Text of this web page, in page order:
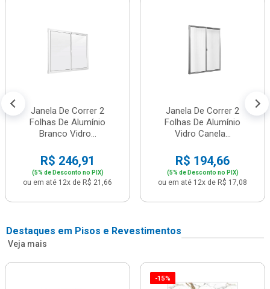
Janela De Correr 2
Folhas De Alumínio
Branco Vidro...
R$ 246,91
(5% de Desconto no PIX)
ou em até 12x de R$ 21,66
Janela De Correr 2
Folhas De Alumínio
Vidro Canela...
R$ 194,66
(5% de Desconto no PIX)
ou em até 12x de R$ 17,08
Destaques em Pisos e Revestimentos
Veja mais
-15%